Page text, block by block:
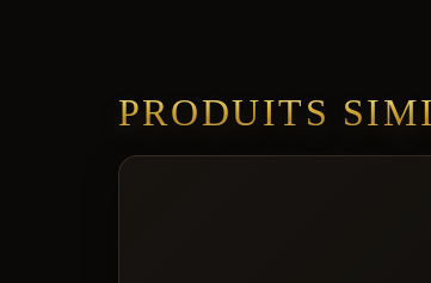
PRODUITS